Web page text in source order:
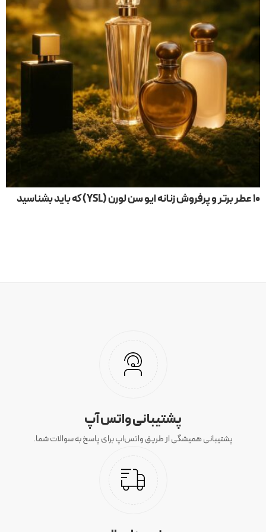
۱۰ عطر برتر و پرفروش زنانه ایو سن لورن (YSL) که باید بشناسید
پشتیبانی واتس آپ
پشتیبانی همیشگی از طریق واتس‌اپ برای پاسخ به سوالات شما.